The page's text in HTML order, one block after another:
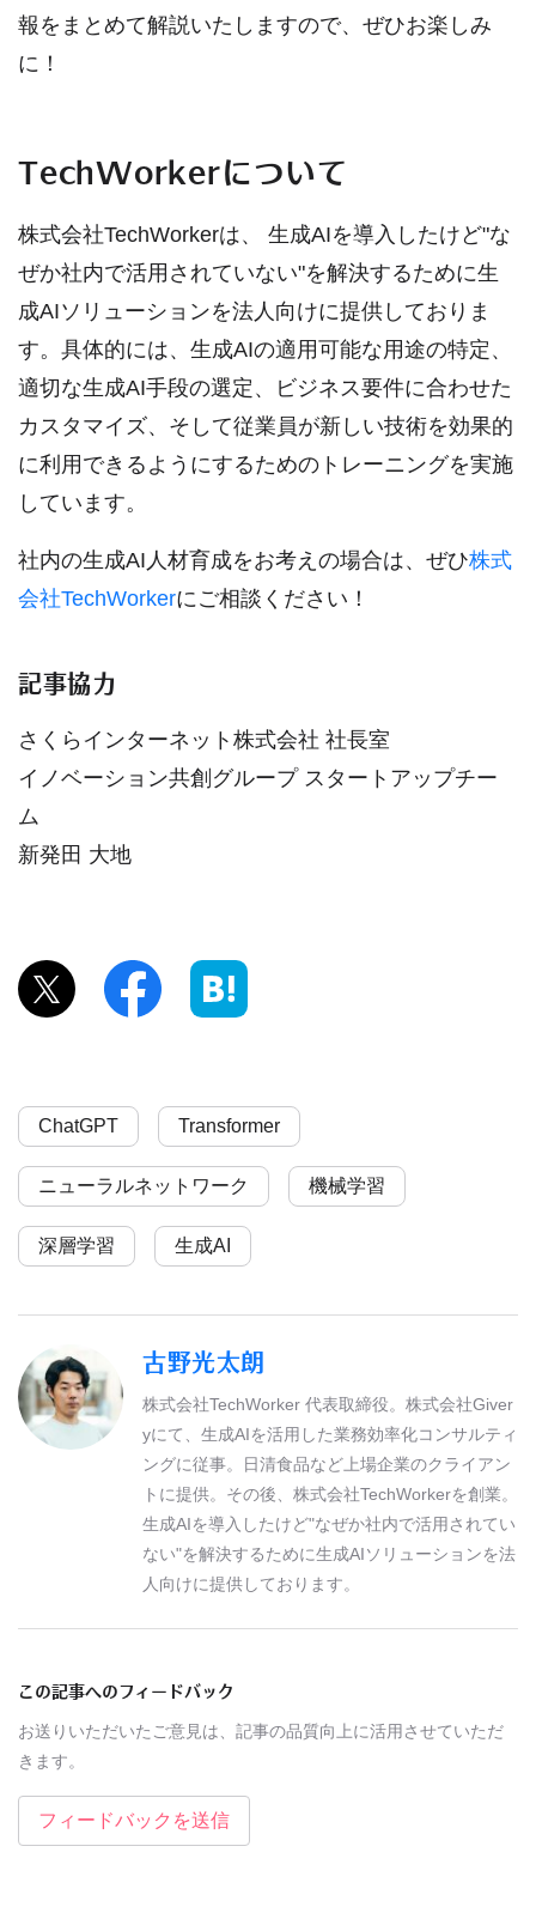
報をまとめて解説いたしますので、ぜひお楽しみ
に！
TechWorkerについて
株式会社TechWorkerは、 生成AIを導入したけど"な
ぜか社内で活用されていない"を解決するために生
成AIソリューションを法人向けに提供しておりま
す。具体的には、生成AIの適用可能な用途の特定、
適切な生成AI手段の選定、ビジネス要件に合わせた
カスタマイズ、そして従業員が新しい技術を効果的
に利用できるようにするためのトレーニングを実施
しています。
社内の生成AI人材育成をお考えの場合は、ぜひ株式
会社TechWorkerにご相談ください！
記事協力
さくらインターネット株式会社 社長室
イノベーション共創グループ スタートアップチー
ム
新発田 大地
ChatGPT Transformer
ニューラルネットワーク 機械学習
深層学習 生成AI
古野光太朗
株式会社TechWorker 代表取締役。株式会社Giver
yにて、生成AIを活用した業務効率化コンサルティ
ングに従事。日清食品など上場企業のクライアン
トに提供。その後、株式会社TechWorkerを創業。
生成AIを導入したけど"なぜか社内で活用されてい
ない"を解決するために生成AIソリューションを法
人向けに提供しております。
この記事へのフィードバック
お送りいただいたご意見は、記事の品質向上に活用させていただ
きます。
フィードバックを送信